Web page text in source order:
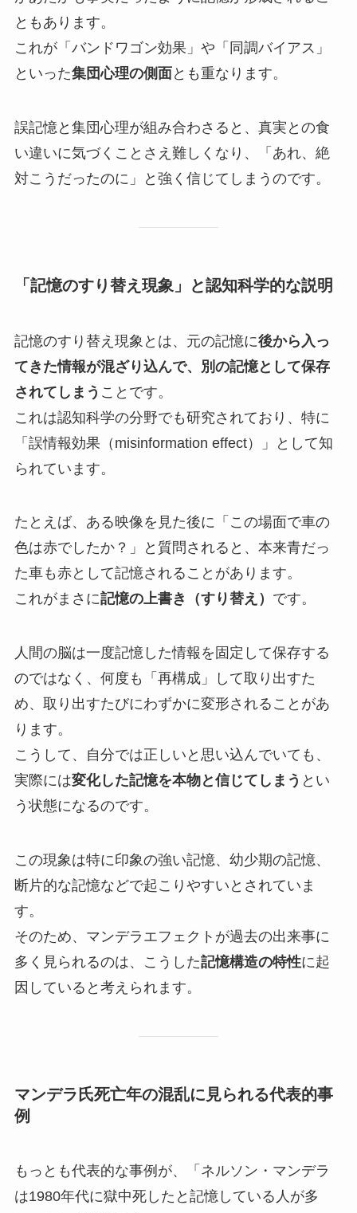
ともあります。
これが「バンドワゴン効果」や「同調バイアス」
といった集団心理の側面 とも重なります。
誤記憶と集団心理が組み合わさると、真実との食
い違いに気づくことさえ難しくなり、「あれ、絶
対こうだったのに」と強く信じてしまうのです。
「記憶のすり替え現象」と認知科学的な説明
記憶のすり替え現象とは、元の記憶に後から入っ
てきた情報が混ざり込んで、別の記憶として保存
されてしまう ことです。
これは認知科学の分野でも研究されており、特に
「誤情報効果（misinformation effect）」として知
られています。
たとえば、ある映像を見た後に「この場面で車の
色は赤でしたか？」と質問されると、本来青だっ
た車も赤として記憶されることがあります。
これがまさに記憶の上書き（すり替え） です。
人間の脳は一度記憶した情報を固定して保存する
のではなく、何度も「再構成」して取り出すた
め、取り出すたびにわずかに変形されることがあ
ります。
こうして、自分では正しいと思い込んでいても、
実際には変化した記憶を本物と信じてしまう とい
う状態になるのです。
この現象は特に印象の強い記憶、幼少期の記憶、
断片的な記憶などで起こりやすいとされていま
す。
そのため、マンデラエフェクトが過去の出来事に
多く見られるのは、こうした記憶構造の特性に起
因していると考えられます。
マンデラ氏死亡年の混乱に見られる代表的事
例
もっとも代表的な事例が、「ネルソン・マンデラ
は1980年代に獄中死したと記憶している人が多